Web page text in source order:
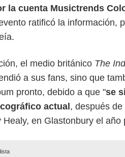
la cuenta Musictrends
ratificó la información,
el medio británico The
a sus fans, sino que
pronto, debido a que "se
actual , después de
en Glastonbury el año